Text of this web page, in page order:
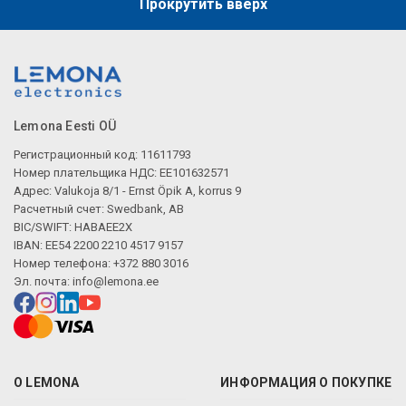
Прокрутить вверх
Lemona Eesti OÜ
Регистрационный код: 11611793
Номер плательщика НДС: EE101632571
Адрес: Valukoja 8/1 - Ernst Öpik A, korrus 9
Расчетный счет: Swedbank, AB
BIC/SWIFT: HABAEE2X
IBAN: EE54 2200 2210 4517 9157
Номер телефона: +372 880 3016
Эл. почта: info@lemona.ee
О LEMONA ИНФОРМАЦИЯ О ПОКУПКЕ